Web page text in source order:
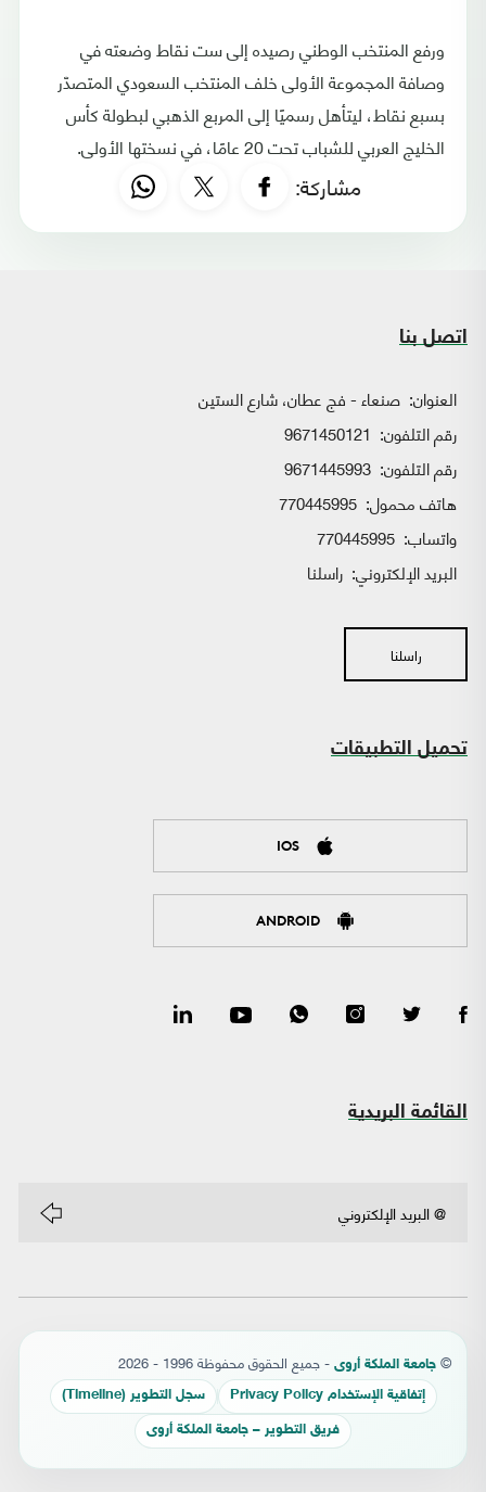
ورفع المنتخب الوطني رصيده إلى ست نقاط وضعته في
وصافة المجموعة الأولى خلف المنتخب السعودي المتصدّر
بسبع نقاط، ليتأهل رسميًا إلى المربع الذهبي لبطولة كأس
الخليج العربي للشباب تحت 20 عامًا، في نسختها الأولى.
مشاركة:
اتصل بنا
العنوان: صنعاء - فج عطان، شارع الستين
رقم التلفون: 9671450121
رقم التلفون: 9671445993
هاتف محمول: 770445995
واتساب:
البريد الإلكتروني: راسلنا
راسلنا
تحميل التطبيقات
IOS
ANDROID
القائمة البريدية
© جامعة الملكة أروى - جميع الحقوق محفوظة 1996 - 2026
إتفاقية الإستخدام Privacy Policy سجل التطوير (Timeline)
فريق التطوير – جامعة الملكة أروى